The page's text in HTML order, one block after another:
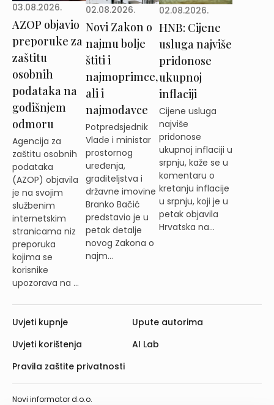
03.08.2026.
AZOP objavio
preporuke za
zaštitu
osobnih
podataka na
godišnjem
odmoru
Agencija za
zaštitu osobnih
podataka
(AZOP) objavila
je na svojim
službenim
internetskim
stranicama niz
preporuka
kojima se
korisnike
upozorava na ...
02.08.2026.
Novi Zakon o
najmu bolje
štiti i
najmoprimce,
ali i
najmodavce
Potpredsjednik
Vlade i ministar
prostornog
uređenja,
graditeljstva i
državne imovine
Branko Bačić
predstavio je u
petak detalje
novog Zakona o
najm...
02.08.2026.
HNB: Cijene
usluga najviše
pridonose
ukupnoj
inflaciji
Cijene usluga
najviše
pridonose
ukupnoj inflaciji u
srpnju, kaže se u
komentaru o
kretanju inflacije
u srpnju, koji je u
petak objavila
Hrvatska na...
Novi informator d.o.o.
Uvjeti kupnje
Uvjeti korištenja
Pravila zaštite privatnosti
Upute autorima
AI Lab